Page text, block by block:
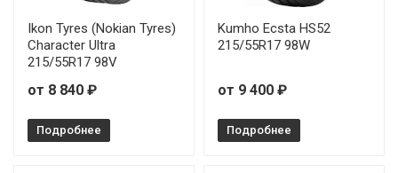
Ikon Tyres (Nokian Tyres)
Character Ultra
215/55R17 98V
от 8 840 ₽
Подробнее
Kumho Ecsta HS52
215/55R17 98W
от 9 400 ₽
Подробнее